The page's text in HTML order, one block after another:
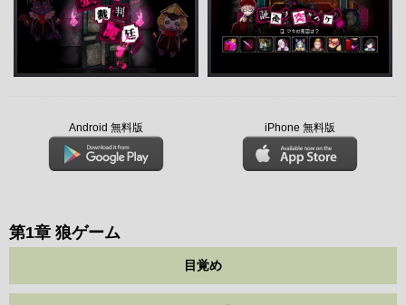
Android 無料版 iPhone 無料版
第1章 狼ゲーム
目覚め